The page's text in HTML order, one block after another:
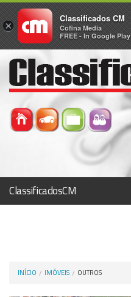
ClassificadosCM
INÍCIO IMÓVEIS OUTROS
×
Classificados CM
Cofina Media
FREE - In Google Play